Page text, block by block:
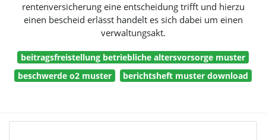
rentenversicherung eine entscheidung trifft und hierzu
einen bescheid erlässt handelt es sich dabei um einen
verwaltungsakt.
beitragsfreistellung betriebliche altersvorsorge muster
beschwerde o2 muster
berichtsheft muster download